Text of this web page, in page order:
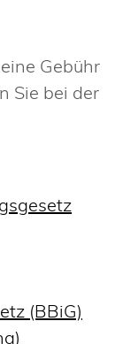
Gebühr
Sie bei der
(BBiG)